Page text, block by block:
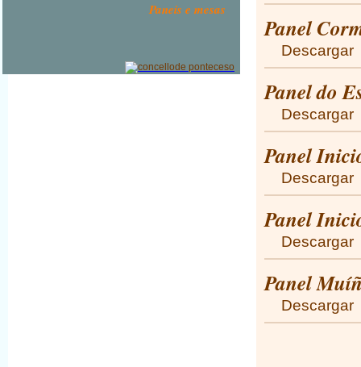
Paneis e mesas
Panel
Descargar
Panel do
Descargar
Panel
Descargar
Panel
Descargar
Panel
Descargar